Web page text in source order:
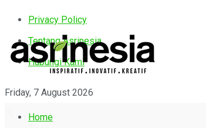
Privacy Policy
Tentang Asrinesia
Hubungi Kami
Friday, 7 August 2026
Home